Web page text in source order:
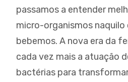
passamos a entender
micro-organismos naquilo
bebemos. A nova era da
cada vez mais a atuação
bactérias para